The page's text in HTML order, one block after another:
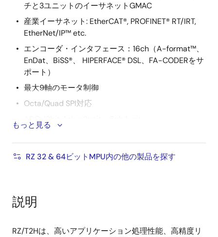
チと3ユニットのイーサネットGMAC
産業イーサネット: EtherCAT®, PROFINET® RT/IRT,
EtherNet/IP™ etc.
エンコーダ・インタフェース：16ch（A-format™、
EnDat、BiSS®、 HIPERFACE® DSL、FA-CODERをサ
ポート）
最大9軸のモータ制御
Octa/Quad SPI対応
ADC: 12bit 4ch x 2unit + 6ch 1unit
真性乱数発生器
Arm TrustZone
もっと見る
RZ 32 & 64ビットMPU内の他の製品を探す
説明
RZ/T2Hは、高いアプリケーション処理性能、高精度リ